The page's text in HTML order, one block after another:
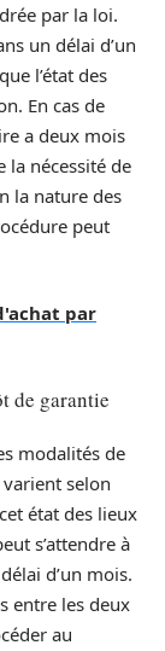
par la loi.
un délai d’un
l’état des
En cas de
a deux mois
nécessité de
la nature des
peut
par
de garantie
modalités de
varient selon
état des lieux
s’attendre à
d’un mois.
entre les deux
au